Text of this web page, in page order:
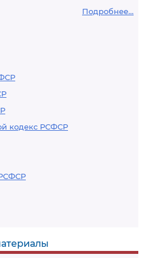
Подробнее...
кодекс РСФСР